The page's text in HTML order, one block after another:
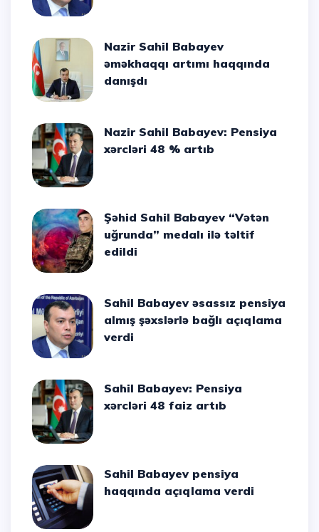
Nazir Sahil Babayev
əməkhaqqı artımı haqqında
danışdı
Nazir Sahil Babayev: Pensiya
xərcləri 48 % artıb
Şəhid Sahil Babayev “Vətən
uğrunda” medalı ilə təltif
edildi
Sahil Babayev əsassız pensiya
almış şəxslərlə bağlı açıqlama
verdi
Sahil Babayev: Pensiya
xərcləri 48 faiz artıb
Sahil Babayev pensiya
haqqında açıqlama verdi